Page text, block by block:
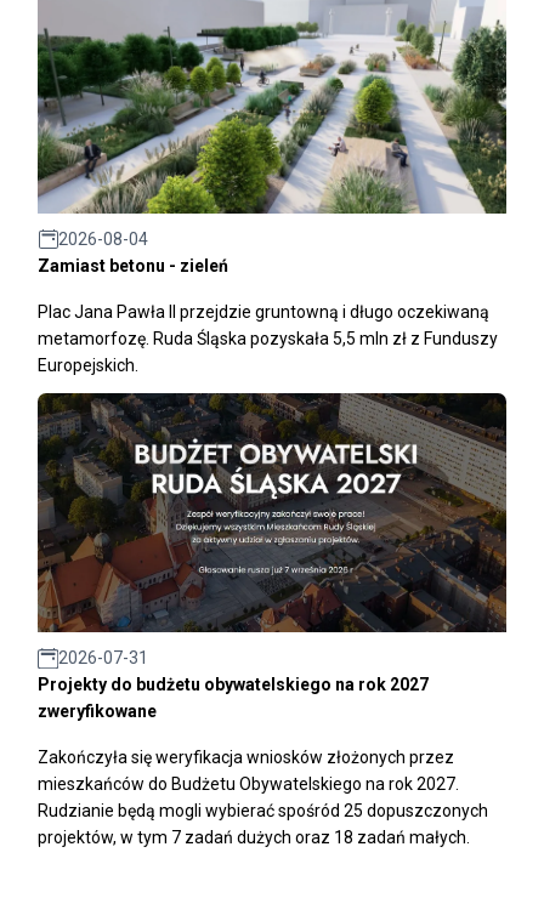
2026-08-04
Zamiast betonu - zieleń
Plac Jana Pawła II przejdzie gruntowną i długo oczekiwaną
metamorfozę. Ruda Śląska pozyskała 5,5 mln zł z Funduszy
Europejskich.
2026-07-31
Projekty do budżetu obywatelskiego na rok 2027
zweryfikowane
Zakończyła się weryfikacja wniosków złożonych przez
mieszkańców do Budżetu Obywatelskiego na rok 2027.
Rudzianie będą mogli wybierać spośród 25 dopuszczonych
projektów, w tym 7 zadań dużych oraz 18 zadań małych.